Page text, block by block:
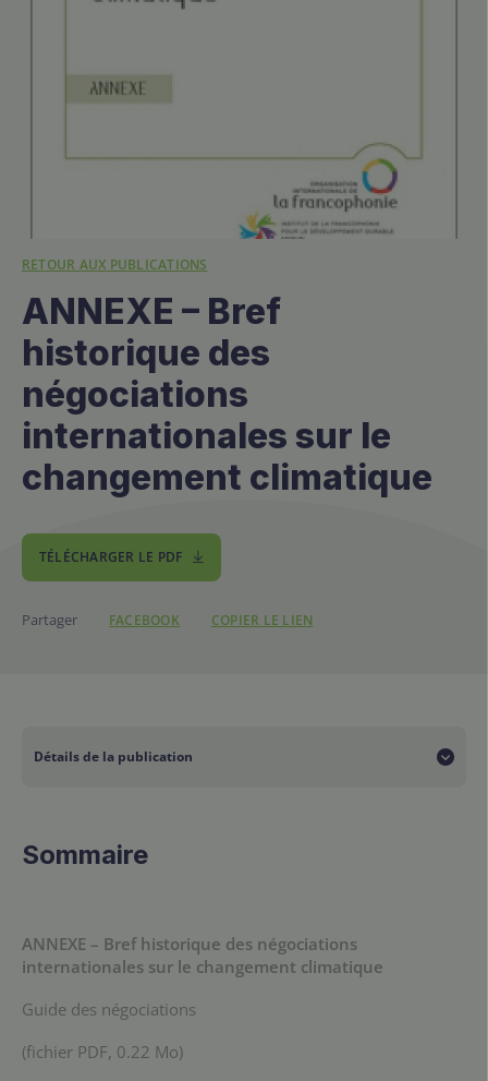
RETOUR AUX PUBLICATIONS
ANNEXE – Bref
historique des
négociations
internationales sur le
changement climatique
TÉLÉCHARGER LE PDF
Partager FACEBOOK COPIER LE LIEN
Détails de la publication
Guide des négociations
Sommaire
ANNEXE – Bref historique des négociations
internationales sur le changement climatique
Guide des négociations
(fichier PDF, 0.22 Mo)